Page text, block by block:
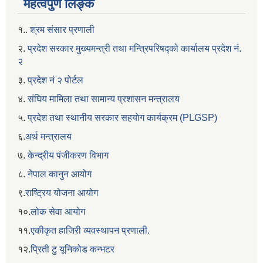
महत्वपुर्ण लिङ्क
१..श्रम संसार प्रणाली
२. प्रदेश सरकार मुख्यमन्त्री तथा मन्त्रिपरिषद्को कार्यालय प्रदेश नं.
२
३.प्रदेश नं २ पोर्टल
४.संघिय मामिला तथा सामान्य प्रशासन मन्त्रालय
५.प्रदेश तथा स्थानीय सरकार सहयाेग कार्यक्रम (PLGSP)
६.अर्थ मन्त्रालय
७.केन्द्रीय पंजीकरण विभाग
८.नेपाल कानुन आयोग
९.राष्ट्रिय योजना आयोग
१०.लोक सेवा आयोग
११.एकीकृत हाजिरी व्यवस्थापन प्रणाली.
१२.प्रिती टु यूनिकोड कन्भटर